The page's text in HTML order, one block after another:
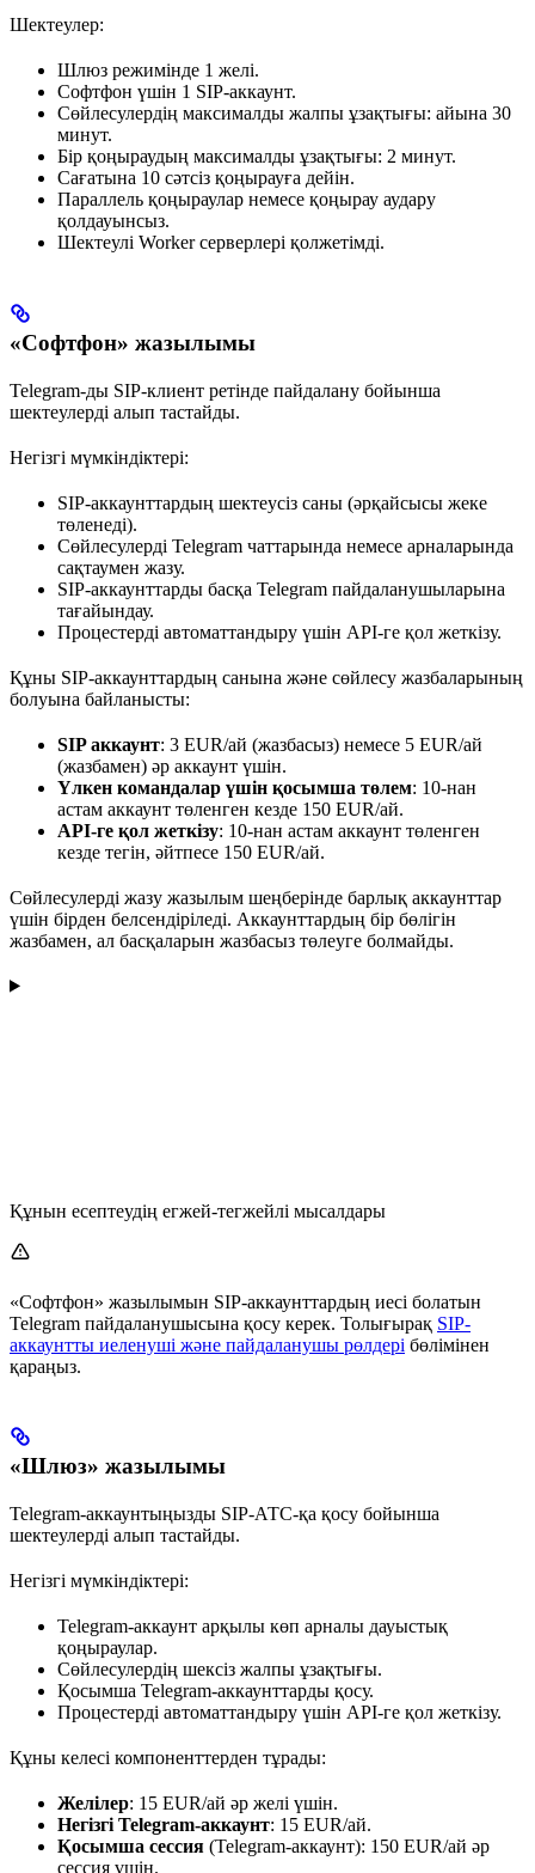
Шектеулер:
Шлюз режимінде 1 желі.
Софтфон үшін 1 SIP-аккаунт.
Сөйлесулердің максималды жалпы ұзақтығы: айына 30
минут.
Бір қоңыраудың максималды ұзақтығы: 2 минут.
Сағатына 10 сәтсіз қоңырауға дейін.
Параллель қоңыраулар немесе қоңырау аудару
қолдауынсыз.
Шектеулі Worker серверлері қолжетімді.
«Софтфон» жазылымы
Telegram-ды SIP-клиент ретінде пайдалану бойынша
шектеулерді алып тастайды.
Негізгі мүмкіндіктері:
SIP-аккаунттардың шектеусіз саны (әрқайсысы жеке
төленеді).
Сөйлесулерді Telegram чаттарында немесе арналарында
сақтаумен жазу.
SIP-аккаунттарды басқа Telegram пайдаланушыларына
тағайындау.
Процестерді автоматтандыру үшін API-ге қол жеткізу.
Құны SIP-аккаунттардың санына және сөйлесу жазбаларының
болуына байланысты:
SIP аккаунт: 3 EUR/ай (жазбасыз) немесе 5 EUR/ай
(жазбамен) әр аккаунт үшін.
Үлкен командалар үшін қосымша төлем: 10-нан
астам аккаунт төленген кезде 150 EUR/ай.
API-ге қол жеткізу: 10-нан астам аккаунт төленген
кезде тегін, әйтпесе 150 EUR/ай.
Сөйлесулерді жазу жазылым шеңберінде барлық аккаунттар
үшін бірден белсендіріледі. Аккаунттардың бір бөлігін
жазбамен, ал басқаларын жазбасыз төлеуге болмайды.
Құнын есептеудің егжей-тегжейлі мысалдары
«Софтфон» жазылымын SIP-аккаунттардың иесі болатын
Telegram пайдаланушысына қосу керек. Толығырақ SIP-
аккаунтты иеленуші және пайдаланушы рөлдері бөлімінен
қараңыз.
«Шлюз» жазылымы
Telegram-аккаунтыңызды SIP-АТС-қа қосу бойынша
шектеулерді алып тастайды.
Негізгі мүмкіндіктері:
Telegram-аккаунт арқылы көп арналы дауыстық
қоңыраулар.
Сөйлесулердің шексіз жалпы ұзақтығы.
Қосымша Telegram-аккаунттарды қосу.
Процестерді автоматтандыру үшін API-ге қол жеткізу.
Құны келесі компоненттерден тұрады:
Желілер: 15 EUR/ай әр желі үшін.
Негізгі Telegram-аккаунт: 15 EUR/ай.
Қосымша сессия (Telegram-аккаунт): 150 EUR/ай әр
сессия үшін.